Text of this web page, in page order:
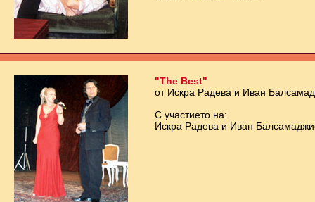
"The Best"
от Искра Радева и Иван
С участието на:
Искра Радева и Иван